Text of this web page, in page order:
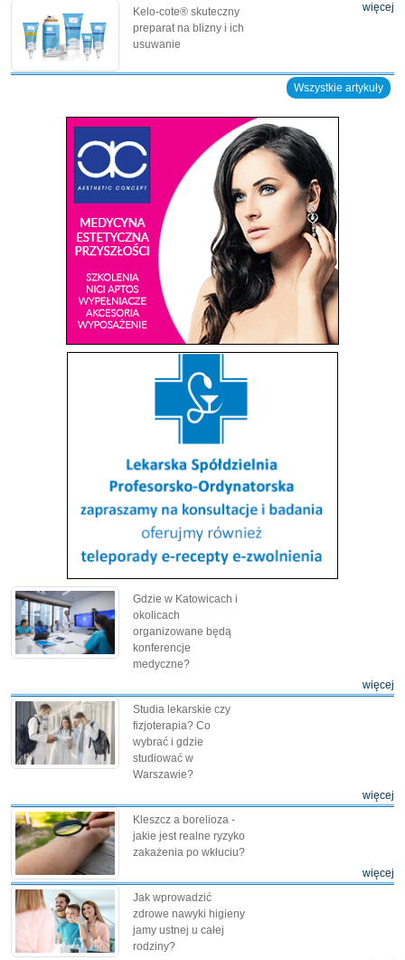
Kelo-cote® skuteczny
preparat na blizny i ich
usuwanie
więcej
Wszystkie artykuły
Gdzie w Katowicach i
okolicach
organizowane będą
konferencje
medyczne?
więcej
Studia lekarskie czy
fizjoterapia? Co
wybrać i gdzie
studiować w
Warszawie?
więcej
Kleszcz a borelioza -
jakie jest realne ryzyko
zakażenia po wkłuciu?
więcej
Jak wprowadzić
zdrowe nawyki higieny
jamy ustnej u całej
rodziny?